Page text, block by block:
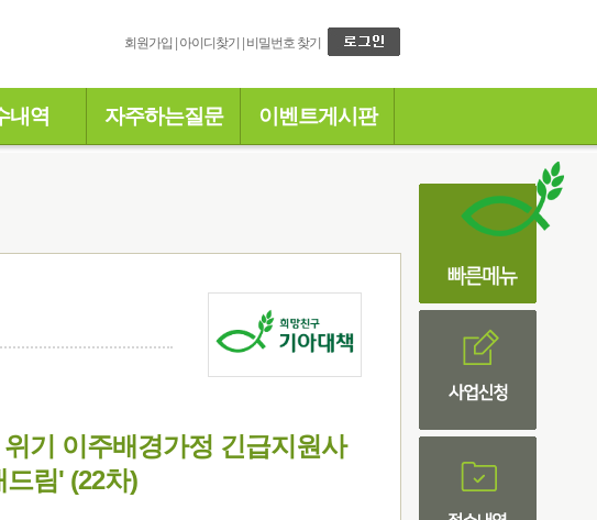
회원가입 아이디찾기 비밀번호 찾기
내역 자주하는질문 이벤트게시판
위기 이주배경가정 긴급지원사
드림' (22차)